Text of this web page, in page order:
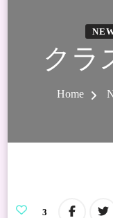
クラ
Home
3